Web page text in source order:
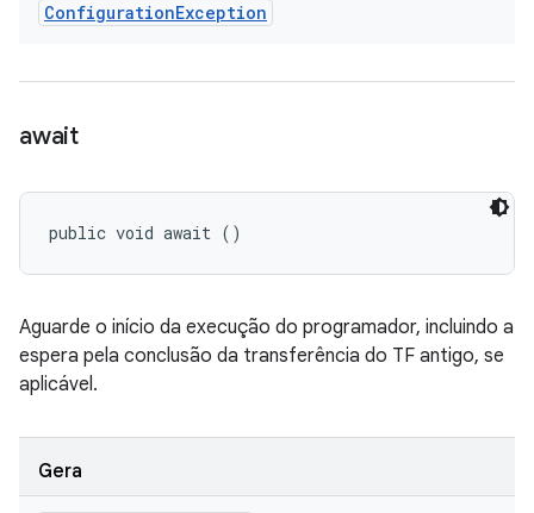
ConfigurationException
await
public void await ()
Aguarde o início da execução do programador, incluindo a
espera pela conclusão da transferência do TF antigo, se
aplicável.
Gera